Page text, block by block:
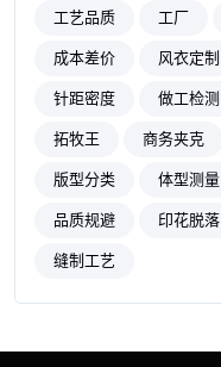
工艺品质
工厂
成本差价
风衣定制
针距密度
做工检测
拓牧王
商务夹克
版型分类
体型测量
品质规避
印花脱落
缝制工艺